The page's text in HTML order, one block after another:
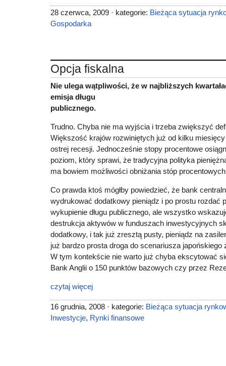
28 czerwca, 2009 · kategorie: Bieżąca sytuacja
Gospodarka
Opcja fiskalna
Nie ulega wątpliwości, że w najbliższych
emisja długu
publicznego.
Trudno. Chyba nie ma wyjścia i trzeba zwiększyć
Większość krajów rozwiniętych już od kilku
ostrej recesji. Jednocześnie stopy procentowe
poziom, który sprawi, że tradycyjna polityka
ma bowiem możliwości obniżania stóp
Co prawda ktoś mógłby powiedzieć, że bank
wydrukować dodatkowy pieniądz i po prostu rozdać
wykupienie długu publicznego, ale wszystko
destrukcja aktywów w funduszach inwestycyjnych
dodatkowy, i tak już zresztą pusty, pieniądz na
już bardzo prosta droga do scenariusza japońskiego
W tym kontekście nie warto już chyba ekscytować
Bank Anglii o 150 punktów bazowych czy przez
czytaj więcej
16 grudnia, 2008 · kategorie: Bieżąca sytuacja
Inwestycje, Rynki finansowe